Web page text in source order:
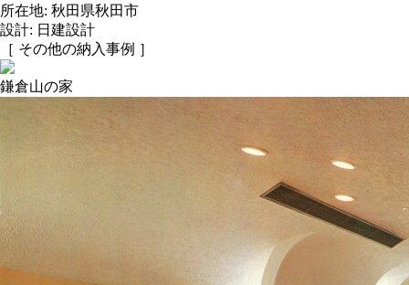
所在地: 秋田県秋田市
設計: 日建設計
［ その他の納入事例 ］
鎌倉山の家